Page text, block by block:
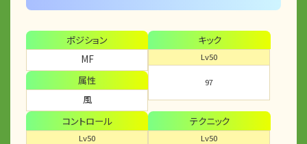
ポジション
MF
属性
風
キック
Lv50
97
コントロール
Lv50
テクニック
Lv50